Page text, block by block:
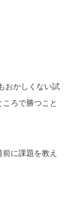
おかしくない試
ろで勝つこと
に課題を教え